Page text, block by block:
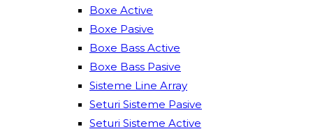
Boxe Active
Boxe Pasive
Boxe Bass Active
Boxe Bass Pasive
Sisteme Line Array
Seturi Sisteme Pasive
Seturi Sisteme Active